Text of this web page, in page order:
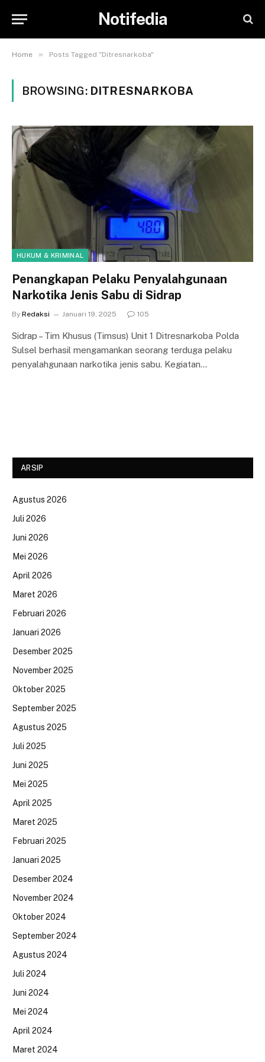
Notifedia
Home » Posts Tagged "Ditresnarkoba"
BROWSING: DITRESNARKOBA
HUKUM & KRIMINAL
Penangkapan Pelaku Penyalahgunaan
Narkotika Jenis Sabu di Sidrap
By Redaksi Januari 19, 2025 105
Sidrap – Tim Khusus (Timsus) Unit 1 Ditresnarkoba Polda
Sulsel berhasil mengamankan seorang terduga pelaku
penyalahgunaan narkotika jenis sabu. Kegiatan…
ARSIP
Agustus 2026
Juli 2026
Juni 2026
Mei 2026
April 2026
Maret 2026
Februari 2026
Januari 2026
Desember 2025
November 2025
Oktober 2025
September 2025
Agustus 2025
Juli 2025
Juni 2025
Mei 2025
April 2025
Maret 2025
Februari 2025
Januari 2025
Desember 2024
November 2024
Oktober 2024
September 2024
Agustus 2024
Juli 2024
Juni 2024
Mei 2024
April 2024
Maret 2024